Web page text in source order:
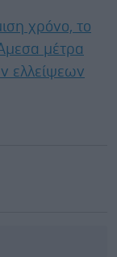
χρόνο, το
μέτρα
ελλείψεων